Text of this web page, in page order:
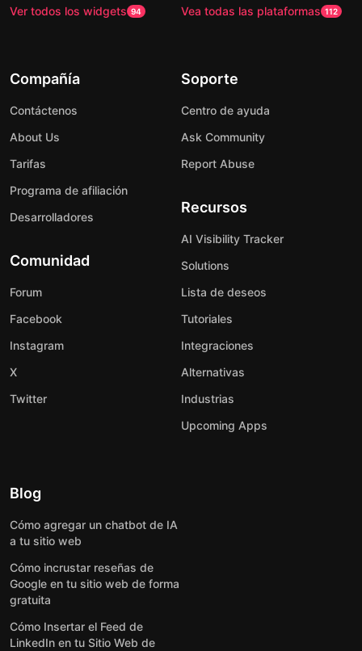
Ver todos los widgets 94
Vea todas las plataformas 112
Compañía
Contáctenos
About Us
Tarifas
Programa de afiliación
Desarrolladores
Comunidad
Forum
Facebook
Instagram
X
Twitter
Soporte
Centro de ayuda
Ask Community
Report Abuse
Recursos
AI Visibility Tracker
Solutions
Lista de deseos
Tutoriales
Integraciones
Alternativas
Industrias
Upcoming Apps
Blog
Cómo agregar un chatbot de IA
a tu sitio web
Cómo incrustar reseñas de
Google en tu sitio web de forma
gratuita
Cómo Insertar el Feed de
LinkedIn en tu Sitio Web de